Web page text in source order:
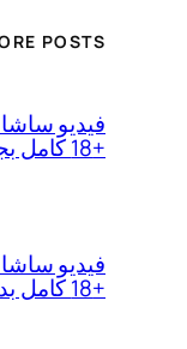
POSTS
فيديو
+18 كامل بجودة عالية
فيديو
+18 كامل بدقة عالية